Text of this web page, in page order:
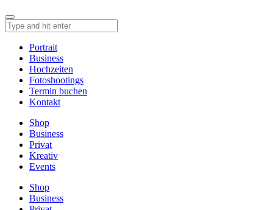
Portrait
Business
Hochzeiten
Fotoshootings
Termin buchen
Kontakt
Shop
Business
Privat
Kreativ
Events
Shop
Business